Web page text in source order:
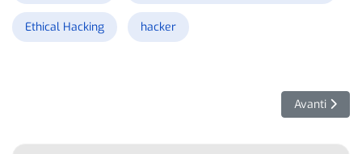
Ethical Hacking hacker
Articolo
Avanti